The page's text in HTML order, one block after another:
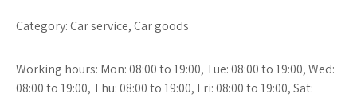
Category: Car service, Car goods
Working hours: Mon: 08:00 to 19:00, Tue: 08:00 to 19:00, Wed:
08:00 to 19:00, Thu: 08:00 to 19:00, Fri: 08:00 to 19:00, Sat: